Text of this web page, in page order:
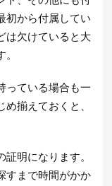
初から付属してい
は欠けていると大
っている場合も一
揃えておくと、
明になります。
すまで時間がかか